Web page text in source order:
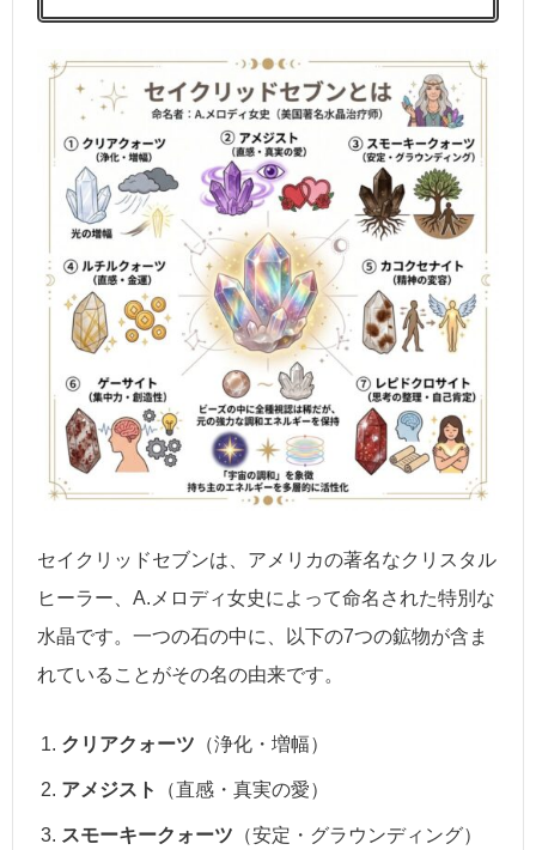
セイクリッドセブンは、アメリカの著名なクリスタル
ヒーラー、A.メロディ女史によって命名された特別な
水晶です。一つの石の中に、以下の7つの鉱物が含ま
れていることがその名の由来です。
クリアクォーツ （浄化・増幅）
アメジスト （直感・真実の愛）
スモーキークォーツ （安定・グラウンディング）